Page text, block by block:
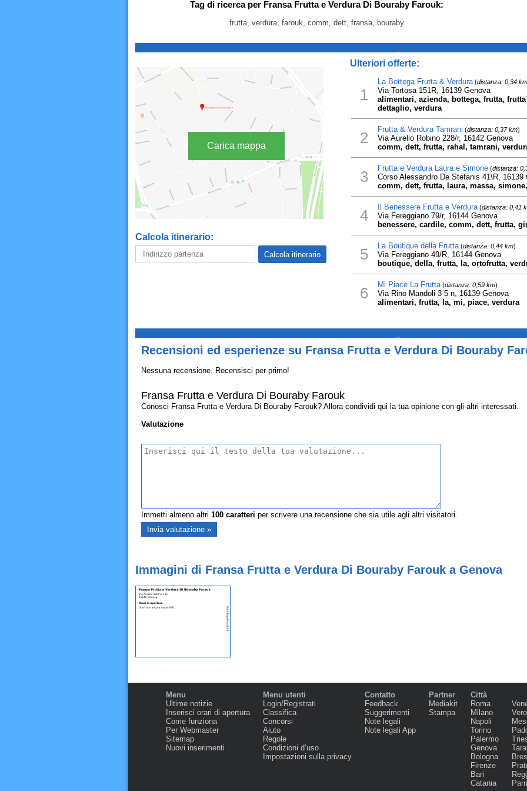
Tag di ricerca per Fransa Frutta e Verdura Di Bouraby Farouk:
frutta, verdura, farouk, comm, dett, fransa, bouraby
Carica mappa
Calcola itinerario:
Ulteriori offerte:
1
La Bottega Frutta & Verdura(distanza: 0,34 km
Via Tortosa 151R, 16139 Genova
alimentari, azienda, bottega, frutta,
dettaglio, verdura
2 Frutta & Verdura Tamrani (distanza: 0,37 km)
Via Aurelio Robino 228/r, 16142 Genova
comm, dett, frutta, rahal, tamrani,
3 Frutta e Verdura Laura e Simone(distanza:
Corso Alessandro De Stefanis 41\R, 16139
comm, dett, frutta, laura, massa,
4 Il Benessere Frutta e Verdura(distanza: 0,41
Via Fereggiano 79/r, 16144 Genova
benessere, cardile, comm, dett, frutta,
5 La Boutique della Frutta(distanza: 0,44 km)
Via Fereggiano 49/R, 16144 Genova
boutique, della, frutta, la, ortofrutta,
6 Mi Piace La Frutta(distanza: 0,59 km)
Via Rino Mandoli 3-5 n, 16139 Genova
alimentari, frutta, la, mi, piace, verdura
Recensioni ed esperienze su Fransa Frutta e Verdura Di Bouraby
Nessuna recensione. Recensisci per primo!
Fransa Frutta e Verdura Di Bouraby Farouk
Conosci Fransa Frutta e Verdura Di Bouraby Farouk? Allora condividi qui la tua opinione con gli altri interessati.
Valutazione
Immetti almeno altri 100caratteri per scrivere una recensione che sia utile agli altri visitatori.
Immagini di Fransa Frutta e Verdura Di Bouraby Farouk a Genova
Menu
Ultime notizie
Inserisci orari di apertura
Come funziona
Per Webmaster
Sitemap
Nuovi inserimenti
Menu utenti
Login/Registrati
Classifica
Concorsi
Aiuto
Regole
Condizioni d‘uso
Impostazioni sulla privacy
Contatto
Feedback
Suggerimenti
Note legali
Note legali App
Partner
Mediakit
Stampa
Città
Roma
Milano
Napoli
Torino
Palermo
Genova
Bologna
Firenze
Bari
Catania